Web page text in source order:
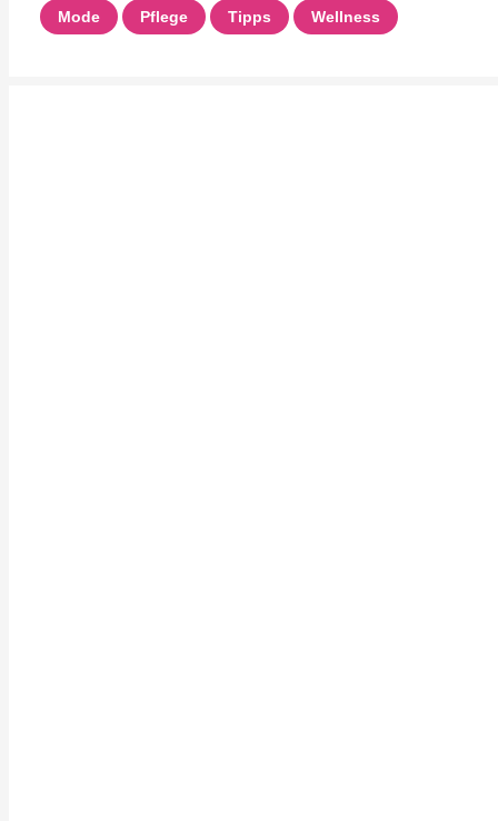
Mode Pflege Tipps Wellness